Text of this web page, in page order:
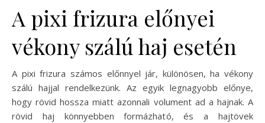
A pixi frizura előnyei
vékony szálú haj esetén
A pixi frizura számos előnnyel jár, különösen, ha vékony
szálú hajjal rendelkezünk. Az egyik legnagyobb előnye,
hogy rövid hossza miatt azonnali volument ad a hajnak. A
rövid haj könnyebben formázható, és a hajtövek